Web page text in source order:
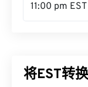
11:00 pm EST
将EST转